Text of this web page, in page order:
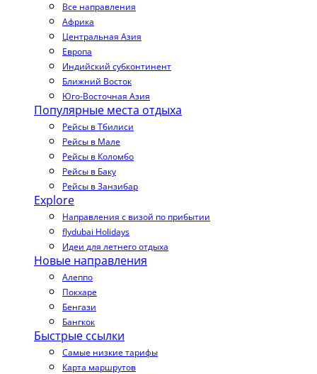
Все направления
Африка
Центральная Азия
Европа
Индийский субконтинент
Ближний Восток
Юго-Восточная Азия
Популярные места отдыха
Рейсы в Тбилиси
Рейсы в Мале
Рейсы в Коломбо
Рейсы в Баку
Рейсы в Занзибар
Explore
Направления с визой по прибытии
flydubai Holidays
Идеи для летнего отдыха
Новые направления
Алеппо
Покхаре
Бенгази
Бангкок
Быстрые ссылки
Самые низкие тарифы
Карта маршрутов